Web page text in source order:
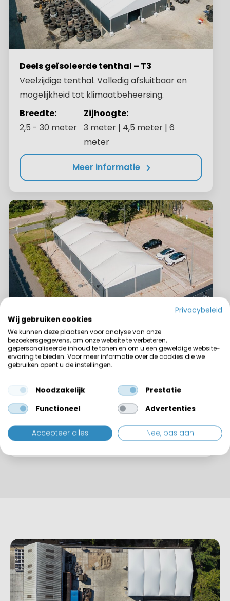
Deels geïsoleerde tenthal – T3
Veelzijdige tenthal. Volledig afsluitbaar en
mogelijkheid tot klimaatbeheersing.
Breedte:
2,5 - 30 meter
Zijhoogte:
3 meter | 4,5 meter | 6
meter
Meer informatie
Volledig geïsoleerde tenthal – T4
Als temperatuurgevoelige opslag en voor
comfortabele werkruimtes.
10 - 30 meter
3 meter | 4,5 meter | 6
Meer informatie
Privacybeleid
Wij gebruiken cookies
We kunnen deze plaatsen voor analyse van onze
bezoekersgegevens, om onze website te verbeteren,
gepersonaliseerde inhoud te tonen en om u een geweldige website-
ervaring te bieden. Voor meer informatie over de cookies die we
gebruiken opent u de instellingen.
Noodzakelijk
Prestatie
Functioneel
Advertenties
Accepteer alles Nee, pas aan